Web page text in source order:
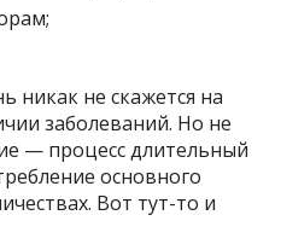
никак не скажется на
заболеваний. Но не
— процесс длительный
основного
Вот тут-то и